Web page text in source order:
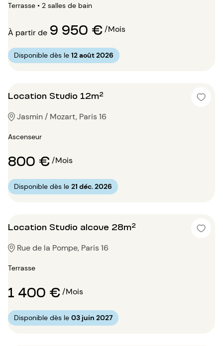
Terrasse • 2 salles de bain
À partir de 9 950 €/Mois
Disponible dès le 12 août 2026
Location Studio 12m²
Jasmin / Mozart, Paris 16
Ascenseur
800 €/Mois
Disponible dès le 21 déc. 2026
Location Studio alcove 28m²
Rue de la Pompe, Paris 16
Terrasse
1 400 €/Mois
Disponible dès le 03 juin 2027